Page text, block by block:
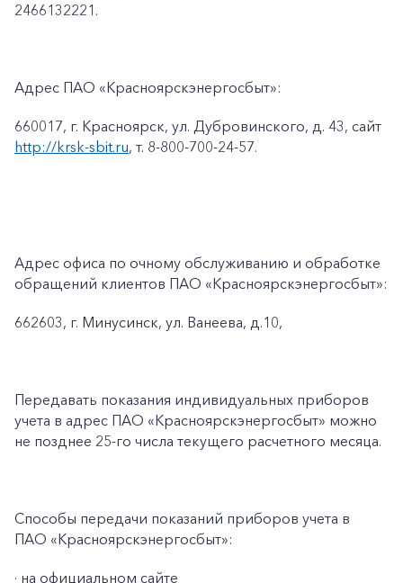
2466132221.
Адрес ПАО «Красноярскэнергосбыт»:
660017, г. Красноярск, ул. Дубровинского, д. 43, сайт
http://krsk-sbit.ru, т. 8-800-700-24-57.
Адрес офиса по очному обслуживанию и обработке
обращений клиентов ПАО «Красноярскэнергосбыт»:
662603, г. Минусинск, ул. Ванеева, д.10,
Передавать показания индивидуальных приборов
учета в адрес ПАО «Красноярскэнергосбыт» можно
не позднее 25-го числа текущего расчетного месяца.
Способы передачи показаний приборов учета в
ПАО «Красноярскэнергосбыт»:
· на официальном сайте